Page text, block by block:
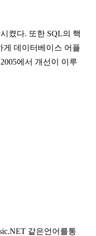
켰다. 또한 SQL의 핵
게 데이터베이스 어플
에서 개선이 이루
같은언어를통